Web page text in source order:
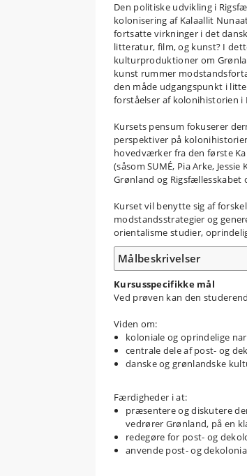
Den politiske udvikling i
kolonisering af Kalaallit
fortsatte virkninger i det
litteratur, film, og kunst? I
kulturproduktioner om
kunst rummer
den måde udgangspunkt i
forståelser af kolonihistorien i
Kursets pensum fokuserer
perspektiver på
hovedværker fra den første
(såsom SUMÉ, Pia Arke,
Grønland og
Kurset vil benytte sig af
modstandsstrategier og
orientalisme studier,
Målbeskrivelser
Kursusspecifikke mål
Ved prøven kan den
Viden om:
koloniale og oprindelige
centrale dele af post- og
danske og grønlandske
Færdigheder i at:
præsentere og diskutere
vedrører Grønland, på en
redegøre for post- og
anvende post- og